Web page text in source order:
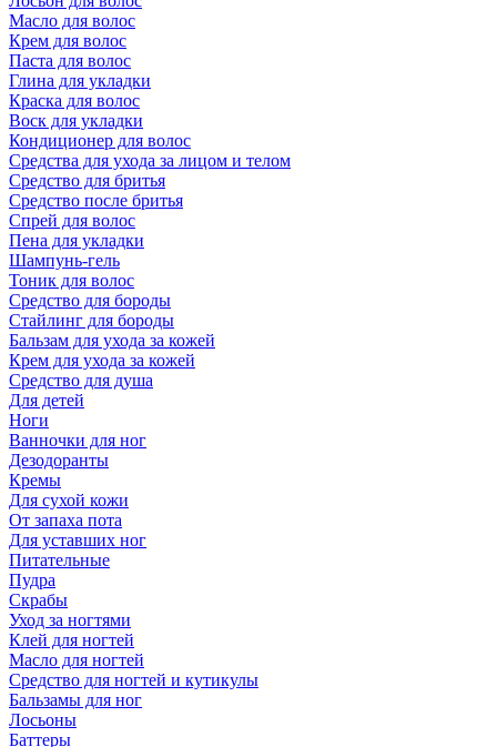
Масло для волос
Крем для волос
Паста для волос
Глина для укладки
Краска для волос
Воск для укладки
Кондиционер для волос
Средства для ухода за лицом и телом
Средство для бритья
Средство после бритья
Спрей для волос
Пена для укладки
Шампунь-гель
Тоник для волос
Средство для бороды
Стайлинг для бороды
Бальзам для ухода за кожей
Крем для ухода за кожей
Средство для душа
Для детей
Ноги
Ванночки для ног
Дезодоранты
Кремы
Для сухой кожи
От запаха пота
Для уставших ног
Питательные
Пудра
Скрабы
Уход за ногтями
Клей для ногтей
Масло для ногтей
Средство для ногтей и кутикулы
Бальзамы для ног
Лосьоны
Баттеры